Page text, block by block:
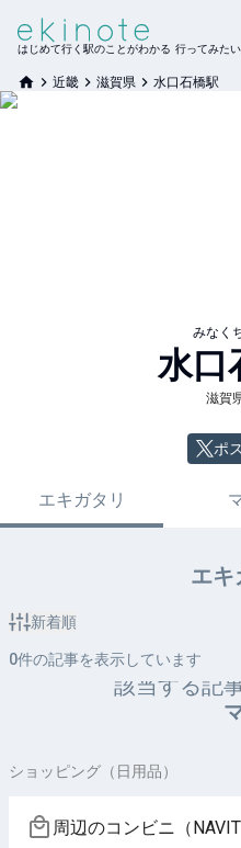
はじめて行く駅のことがわかる 行ってみた
近畿 滋賀県 水口石橋駅
みなく
水口
滋賀
ポ
エキガタリ
エキ
新着順
0件の記事を表示しています
該当する記
ショッピング（日用品）
周辺のコンビニ（